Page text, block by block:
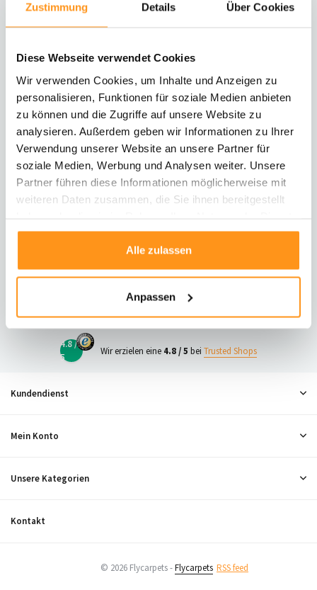
Zustimmung Details Über Cookies
Diese Webseite verwendet Cookies
Wir verwenden Cookies, um Inhalte und Anzeigen zu
personalisieren, Funktionen für soziale Medien anbieten
zu können und die Zugriffe auf unsere Website zu
analysieren. Außerdem geben wir Informationen zu Ihrer
Verwendung unserer Website an unsere Partner für
soziale Medien, Werbung und Analysen weiter. Unsere
Partner führen diese Informationen möglicherweise mit
weiteren Daten zusammen, die Sie ihnen bereitgestellt
gesammelt haben.
Alle zulassen
Anpassen
Informationen zur Rücksendung
Direkt chatten
Mit einem Mitarbeiter chatten
E-Mail senden
vragen@flycarpets.nl
Telefonischer Kontakt
23
4.8 /
5
Wir erzielen eine 4.8 / 5 bei Trusted Shops
Kundendienst
Mein Konto
Unsere Kategorien
Kontakt
© 2026 Flycarpets -Flycarpets RSS feed